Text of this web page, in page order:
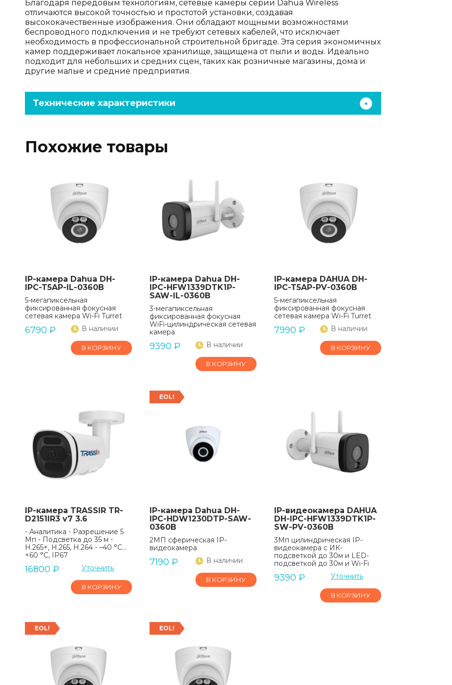
Благодаря передовым технологиям, сетевые камеры серии Dahua Wireless
отличаются высокой точностью и простотой установки, создавая
высококачественные изображения. Они обладают мощными возможностями
беспроводного подключения и не требуют сетевых кабелей, что исключает
необходимость в профессиональной строительной бригаде. Эта серия экономичных
камер поддерживает локальное хранилище, защищена от пыли и воды. Идеально
подходит для небольших и средних сцен, таких как розничные магазины, дома и
другие малые и средние предприятия.
Технические характеристики
Похожие товары
IP-камера Dahua DH-
IPC-T5AP-IL-0360B
5-мегапиксельная
фиксированная фокусная
сетевая камера Wi-Fi Turret
6790 ₽ В наличии
В КОРЗИНУ
IP-камера Dahua DH-
IPC-HFW1339DTK1P-
SAW-IL-0360B
3-мегапиксельная
фиксированная фокусная
WiFi-цилиндрическая сетевая
камера
9390 ₽ В наличии
В КОРЗИНУ
IP-камера DAHUA DH-
IPC-T5AP-PV-0360B
5-мегапиксельная
фиксированная фокусная
сетевая камера Wi-Fi Turret
7990 ₽ В наличии
В КОРЗИНУ
IP-камера TRASSIR TR-
D2151IR3 v7 3.6
- Аналитика - Разрешение 5
Мп - Подсветка до 35 м -
H.265+, H.265, H.264 - –40 °C...
+60 °C, IP67
16800 ₽ Уточнить
В КОРЗИНУ
EOL!
IP-камера Dahua DH-
IPC-HDW1230DTP-SAW-
0360B
2МП сферическая IP-
видеокамера
7190 ₽ В наличии
В КОРЗИНУ
IP-видеокамера DAHUA
DH-IPC-HFW1339DTK1P-
SW-PV-0360B
3Мп цилиндрическая IP-
видеокамера с ИК-
подсветкой до 30м и LED-
подсветкой до 30м и Wi-Fi
9390 ₽ Уточнить
В КОРЗИНУ
EOL! EOL!